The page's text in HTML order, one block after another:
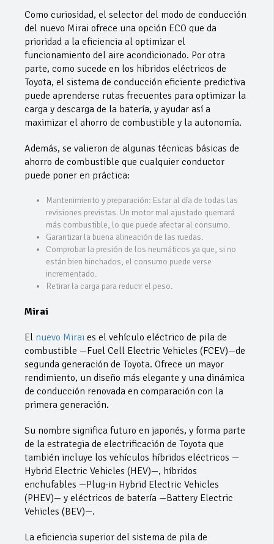
Como curiosidad, el selector del modo de conducción
del nuevo Mirai ofrece una opción ECO que da
prioridad a la eficiencia al optimizar el
funcionamiento del aire acondicionado. Por otra
parte, como sucede en los híbridos eléctricos de
Toyota, el sistema de conducción eficiente predictiva
puede aprenderse rutas frecuentes para optimizar la
carga y descarga de la batería, y ayudar así a
maximizar el ahorro de combustible y la autonomía.
Además, se valieron de algunas técnicas básicas de
ahorro de combustible que cualquier conductor
puede poner en práctica:
Mantenimiento y preparación: Estar al día de todas las
revisiones previstas. Un motor mal ajustado quemará
más combustible, lo que puede afectar al consumo.
Garantizar la buena alineación de las ruedas.
Comprobar la presión de los neumáticos ya que, si no
están bien hinchados, el consumo puede verse
incrementado.
Retirar la carga para reducir el peso.
Mirai
El nuevo Mirai es el vehículo eléctrico de pila de
combustible —Fuel Cell Electric Vehicles (FCEV)—de
segunda generación de Toyota. Ofrece un mayor
rendimiento, un diseño más elegante y una dinámica
de conducción renovada en comparación con la
primera generación.
Su nombre significa futuro en japonés, y forma parte
de la estrategia de electrificación de Toyota que
también incluye los vehículos híbridos eléctricos —
Hybrid Electric Vehicles (HEV)—, híbridos
enchufables —Plug-in Hybrid Electric Vehicles
(PHEV)— y eléctricos de batería —Battery Electric
Vehicles (BEV)—.
La eficiencia superior del sistema de pila de